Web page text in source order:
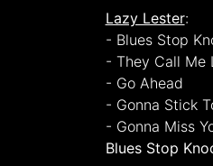
Lazy Lester:
- Blues Stop
- They Call Me
- Go Ahead
- Gonna Stick
- Gonna Miss
Blues Stop